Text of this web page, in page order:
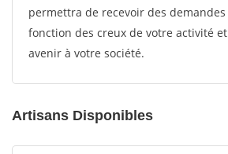
permettra de recevoir des
fonction des creux de votre activité
avenir à votre société.
Artisans Disponibles